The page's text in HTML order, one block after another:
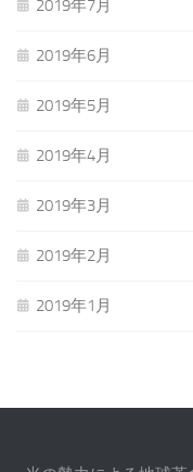
2019年7月
2019年6月
2019年5月
2019年4月
2019年3月
2019年2月
2019年1月